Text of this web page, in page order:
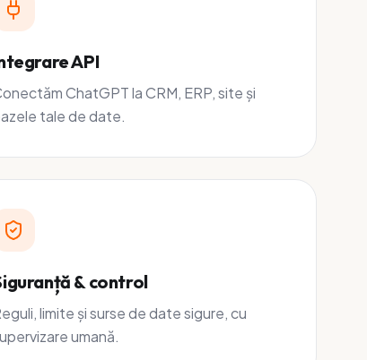
API
ChatGPT la CRM, ERP, site și
tale de date.
& control
limite și surse de date sigure, cu
umană.